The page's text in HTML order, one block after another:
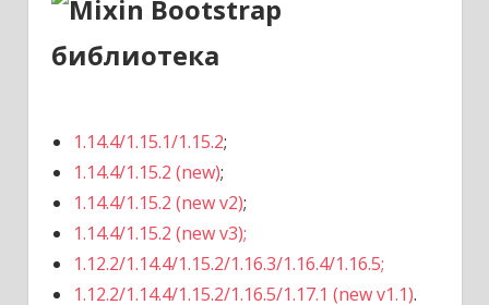
1.14.4/1.15.1/1.15.2;
1.14.4/1.15.2 (new);
1.14.4/1.15.2 (new v2);
1.14.4/1.15.2 (new v3);
1.12.2/1.14.4/1.15.2/1.16.3/1.16.4/1.16.5;
1.12.2/1.14.4/1.15.2/1.16.5/1.17.1 (new v1.1).